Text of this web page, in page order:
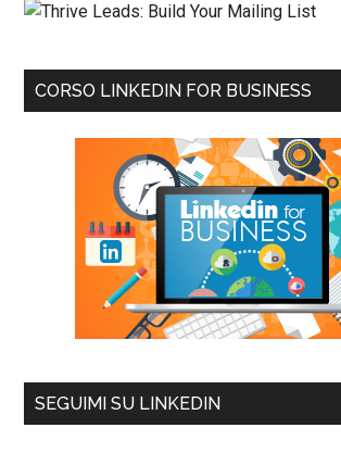
CORSO LINKEDIN FOR BUSINESS
SEGUIMI SU LINKEDIN